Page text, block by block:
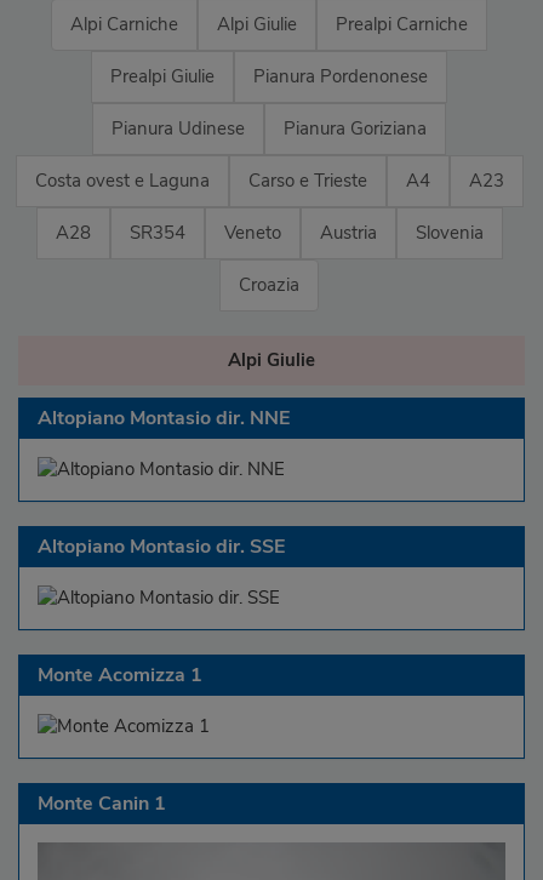
Alpi Carniche Alpi Giulie Prealpi Carniche
Prealpi Giulie Pianura Pordenonese
Pianura Udinese Pianura Goriziana
Costa ovest e Laguna Carso e Trieste A4 A23
A28 SR354 Veneto Austria Slovenia
Croazia
Alpi Giulie
Altopiano Montasio dir. NNE
Altopiano Montasio dir. SSE
Monte Acomizza 1
Monte Canin 1